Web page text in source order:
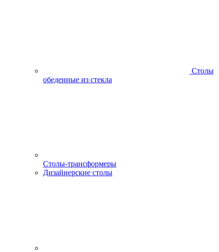
Столы
обеденные из стекла
Столы-трансформеры
Дизайнерские столы